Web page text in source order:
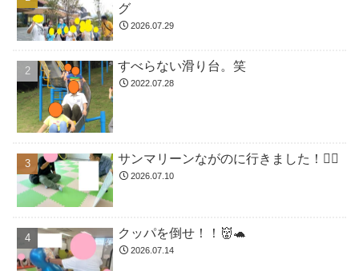
グ
2026.07.29
すべらない滑り台。笑
2022.07.28
サンマリーンながのに行きました！🏊🏻
2026.07.10
クッパを倒せ！！👹🐢
2026.07.14